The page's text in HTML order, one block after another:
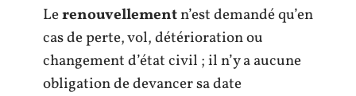
Lerenouvellementn’est demandé qu’en
cas de perte, vol, détérioration ou
changement d’état civil ; il n’y a aucune
obligation de devancer sa date